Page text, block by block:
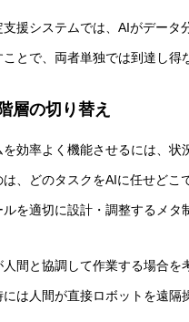
援システムでは、AIがデー
とで、両者単独では到達し
層の切り替え
効率よく機能させるには、
は、どのタスクをAIに任せど
を適切に設計・調整するメタ
人間と協調して作業する場合
には人間が直接ロボットを遠